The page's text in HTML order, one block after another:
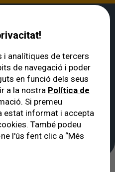
Blefaritis anterior-
i analítiques de tercers
de navegació i poder
en funció dels seus
a la nostra Política de
Si premeu
estat informat i accepta
També podeu
l'ús fent clic a “Més